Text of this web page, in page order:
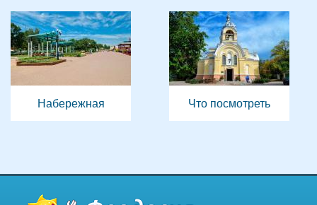
Набережная Что посмотреть